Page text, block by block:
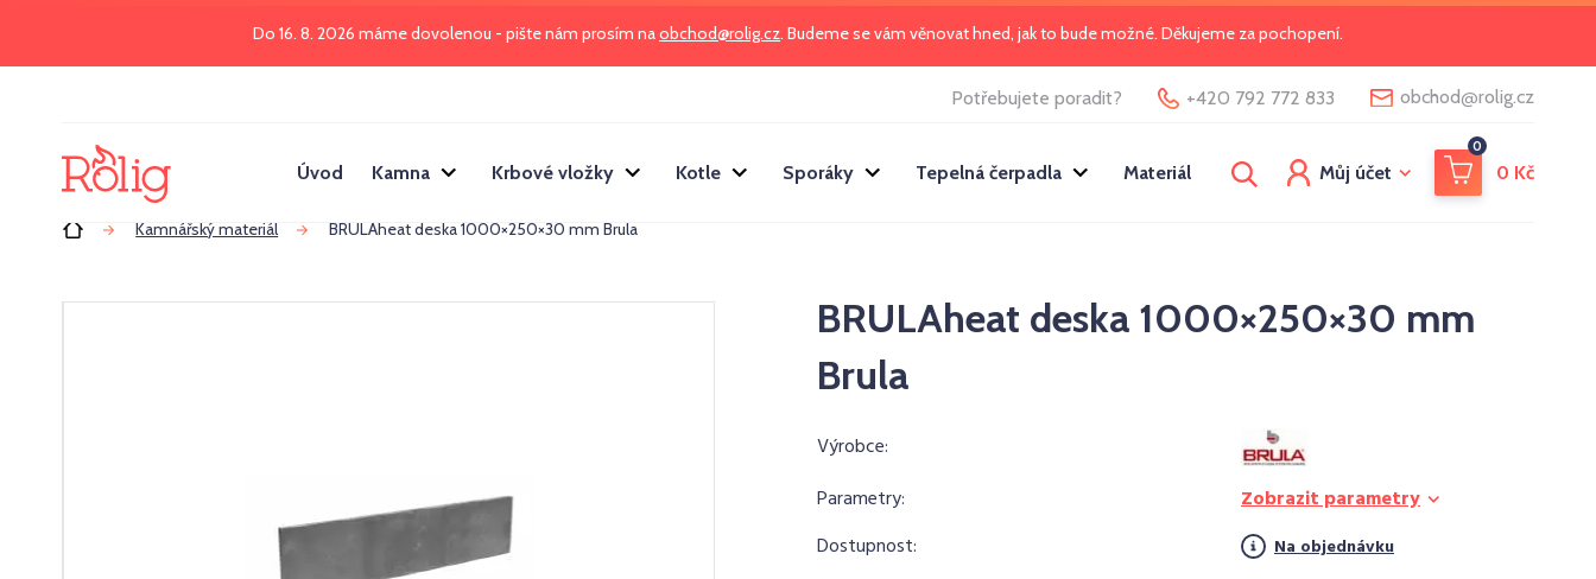
Do 16. 8. 2026 máme dovolenou - pište nám prosím naobchod@rolig.cz. Budeme se vám věnovat hned, jak to bude možné. Děkujeme za pochopení.
Potřebujete poradit? +420 792 772 833 obchod@rolig.cz
Úvod Kamna Krbové vložky Kotle Sporáky Tepelná čerpadla Materiál Můj účet
0
0 Kč
Úvod Kamnářský materiál BRULAheat deska 1000×250×30 mm Brula
BRULAheat deska 1000×250×30 mm
Brula
Výrobce:
Parametry:
Zobrazit parametry
Dostupnost:
Na objednávku